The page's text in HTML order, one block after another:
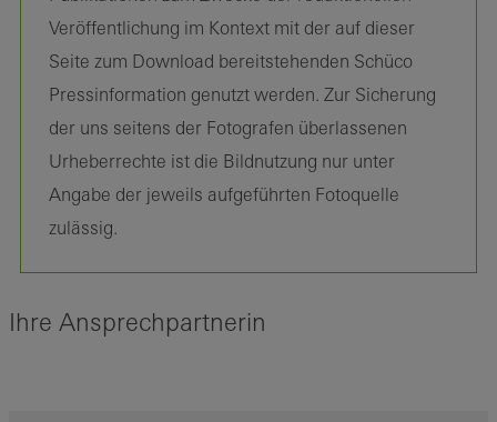
Veröffentlichung im Kontext mit der auf dieser
Seite zum Download bereitstehenden Schüco
Pressinformation genutzt werden. Zur Sicherung
der uns seitens der Fotografen überlassenen
Urheberrechte ist die Bildnutzung nur unter
Angabe der jeweils aufgeführten Fotoquelle
zulässig.
Ihre Ansprechpartnerin